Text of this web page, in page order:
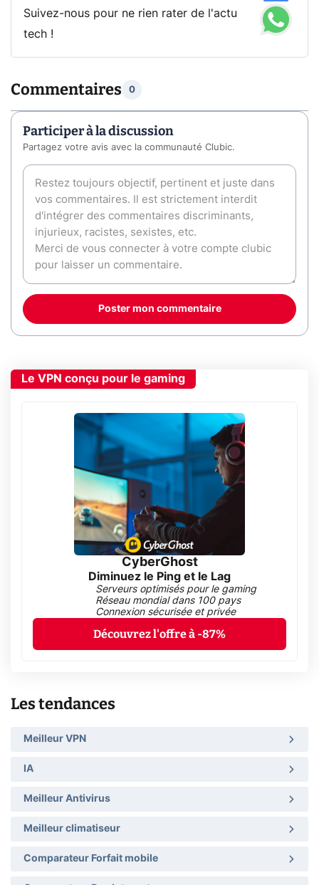
Suivez-nous pour ne rien rater de l'actu
tech !
Commentaires 0
Participer à la discussion
Partagez votre avis avec la communauté Clubic.
Poster mon commentaire
Le VPN conçu pour le gaming
CyberGhost
Diminuez le Ping et le Lag
Serveurs optimisés pour le gaming
Réseau mondial dans 100 pays
Connexion sécurisée et privée
Découvrez l'offre à -87%
Les tendances
Meilleur VPN
IA
Meilleur Antivirus
Meilleur climatiseur
Comparateur Forfait mobile